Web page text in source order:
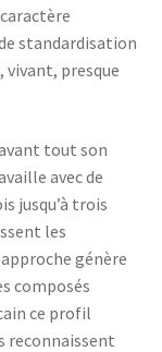
standardisation
presque
tout son
avec de
jusqu’à trois
les
génère
composés
ce profil
reconnaissent